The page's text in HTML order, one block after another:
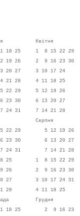
Квітня
25 1 8 15 22 29
26 2 9 16 23 30
27 3 10 17 24
28 4 11 18 25
29 5 12 19 26
30 6 13 20 27
31 7 14 21 28
Серпня
29 5 12 19 26
30 6 13 20 27
24 31 7 14 21 28
25 1 8 15 22 29
26 2 9 16 23 30
27 3 10 17 24 31
28 4 11 18 25
Грудня
18 25 2 9 16 23